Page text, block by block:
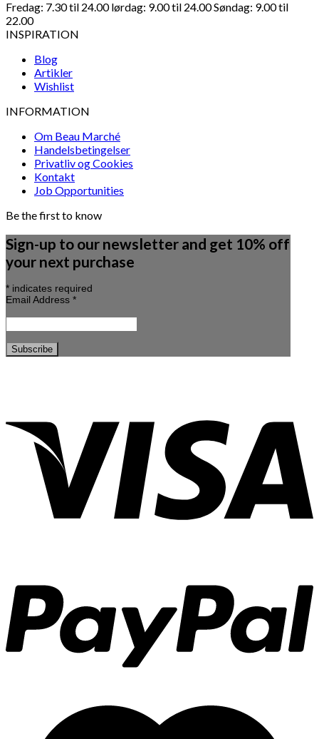
Fredag: 7.30 til 24.00 lørdag: 9.00 til 24.00 Søndag: 9.00 til
22.00
INSPIRATION
Blog
Artikler
Wishlist
INFORMATION
Om Beau Marché
Handelsbetingelser
Privatliv og Cookies
Kontakt
Job Opportunities
Be the first to know
Sign-up to our newsletter and get 10% off
your next purchase
* indicates required
Email Address *